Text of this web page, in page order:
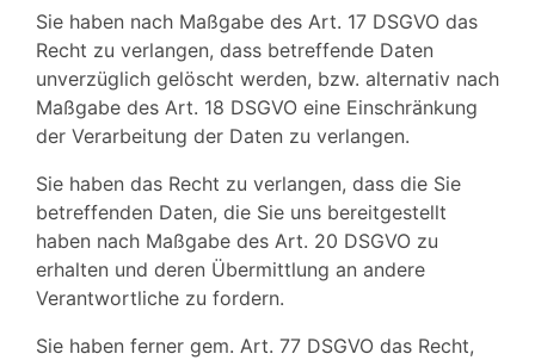
Sie haben nach Maßgabe des Art. 17 DSGVO das
Recht zu verlangen, dass betreffende Daten
unverzüglich gelöscht werden, bzw. alternativ nach
Maßgabe des Art. 18 DSGVO eine Einschränkung
der Verarbeitung der Daten zu verlangen.
Sie haben das Recht zu verlangen, dass die Sie
betreffenden Daten, die Sie uns bereitgestellt
haben nach Maßgabe des Art. 20 DSGVO zu
erhalten und deren Übermittlung an andere
Verantwortliche zu fordern.
Sie haben ferner gem. Art. 77 DSGVO das Recht,